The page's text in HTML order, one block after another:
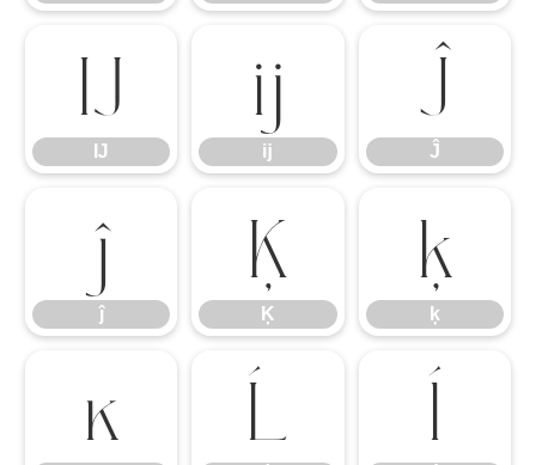
Ĳ
Ĳ
ĳ
ĳ
Ĵ
Ĵ
ĵ
ĵ
Ķ
Ķ
ķ
ķ
ĸ Ĺ ĺ